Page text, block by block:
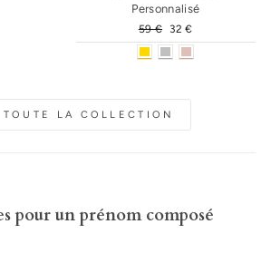
Personnalisé
Prix
régulier
59 €
Prix
réduit
32 €
LA COLLECTION
pour un prénom composé